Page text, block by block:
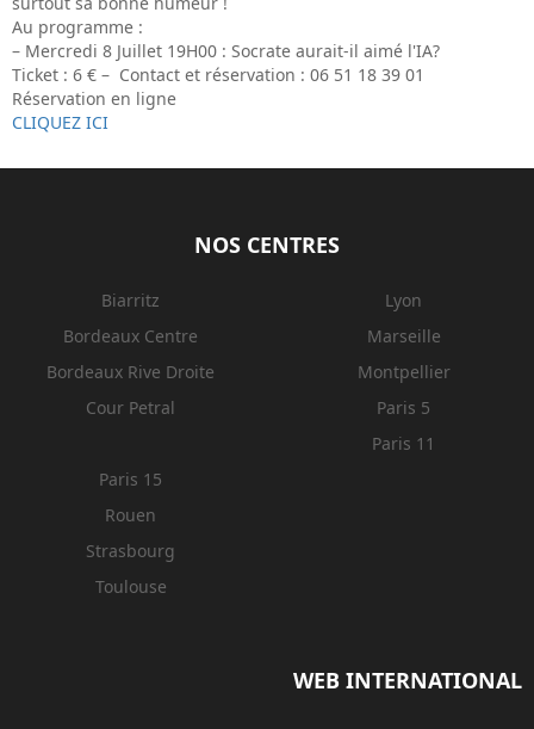
Au programme :
– Mercredi 8 Juillet 19H00 : Socrate aurait-il aimé l'IA?
Ticket : 6 € – Contact et réservation : 06 51 18 39 01
Réservation en ligne
CLIQUEZ ICI
NOS CENTRES
Biarritz
Bordeaux Centre
Bordeaux Rive Droite
Cour Petral
Lyon
Marseille
Montpellier
Paris 5
Paris 11
Paris 15
Rouen
Strasbourg
Toulouse
WEB INTERNATIONAL